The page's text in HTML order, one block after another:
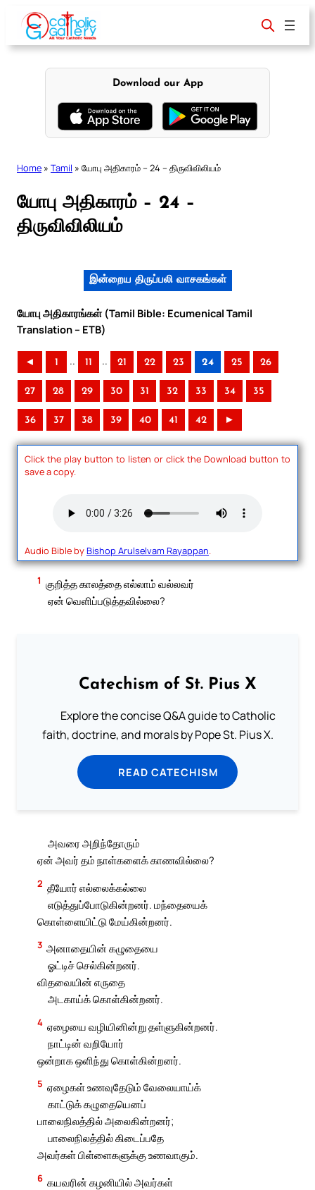
content
Download our App
Home » Tamil » யோபு அதிகாரம் – 24 – திருவிவிலியம்
யோபு அதிகாரம் – 24 –
திருவிவிலியம்
இன்றைய திருப்பலி வாசகங்கள்
யோபு அதிகாரங்கள் (Tamil Bible: Ecumenical Tamil
Translation – ETB)
◄ 1 .. 11 .. 21 22 23 24 25 26
27 28 29 30 31 32 33 34 35
36 37 38 39 40 41 42 ►
Click the play button to listen or click the Download button to
save a copy.
Audio Bible byBishop Arulselvam Rayappan.
1 குறித்த காலத்தை எல்லாம் வல்லவர்
ஏன் வெளிப்படுத்தவில்லை?
Catechism of St. Pius X
Explore the concise Q&A guide to Catholic
faith, doctrine, and morals by Pope St. Pius X.
READ CATECHISM
அவரை அறிந்தோரும்
ஏன் அவர் தம் நாள்களைக் காணவில்லை?
2 தீயோர் எல்லைக்கல்லை
எடுத்துப்போடுகின்றனர். மந்தையைக்
கொள்ளையிட்டு மேய்கின்றனர்.
3 அனாதையின் கழுதையை
ஓட்டிச் செல்கின்றனர்.
விதவையின் எருதை
அடகாய்க் கொள்கின்றனர்.
4 ஏழையை வழியினின்று தள்ளுகின்றனர்.
நாட்டின் வறியோர்
ஒன்றாக ஒளிந்து கொள்கின்றனர்.
5 ஏழைகள் உணவுதேடும் வேலையாய்க்
காட்டுக் கழுதையெனப்
பாலைநிலத்தில் அலைகின்றனர்;
பாலைநிலத்தில் கிடைப்பதே
அவர்கள் பிள்ளைகளுக்கு உணவாகும்.
6 கயவரின் கழனியில் அவர்கள்